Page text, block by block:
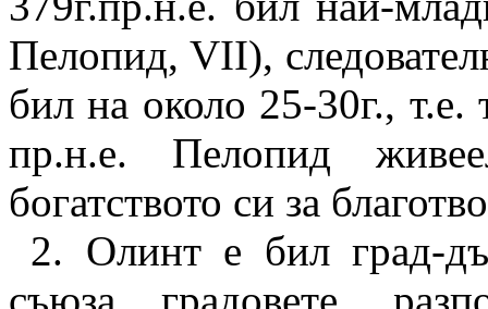
Пелопид, VII),
бил на около 25-30г.,
пр.н.е. Пелопид
богатството си за
2. Олинт е бил град-
съюза градовете,